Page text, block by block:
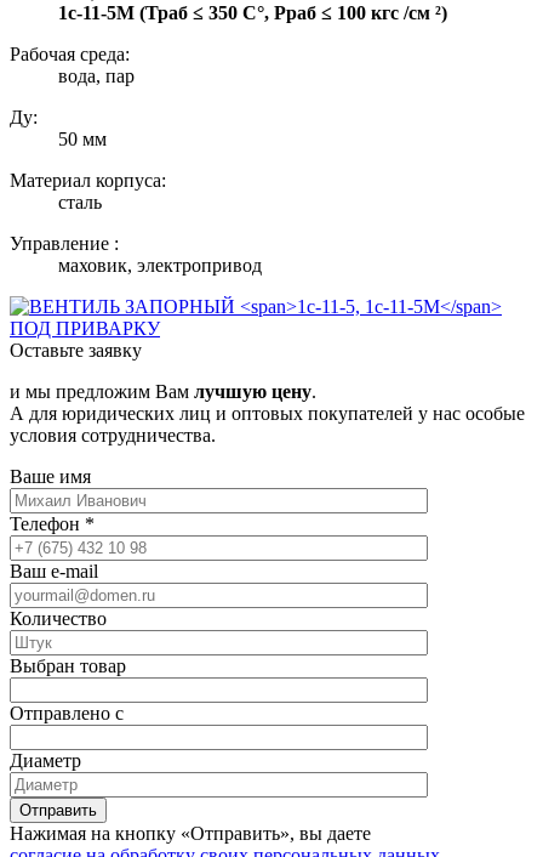
1с-11-5М (Траб ≤ 350 С°, Рраб ≤ 100 кгс /см ²)
Рабочая среда:
вода, пар
Ду:
50 мм
Материал корпуса:
сталь
Управление :
маховик, электропривод
Оставьте заявку
и мы предложим Вам лучшую цену.
А для юридических лиц и оптовых покупателей у нас особые
условия сотрудничества.
Ваше имя
Телефон *
Ваш e-mail
Количество
Выбран товар
Отправлено с
Диаметр
Отправить
Нажимая на кнопку «Отправить», вы даете